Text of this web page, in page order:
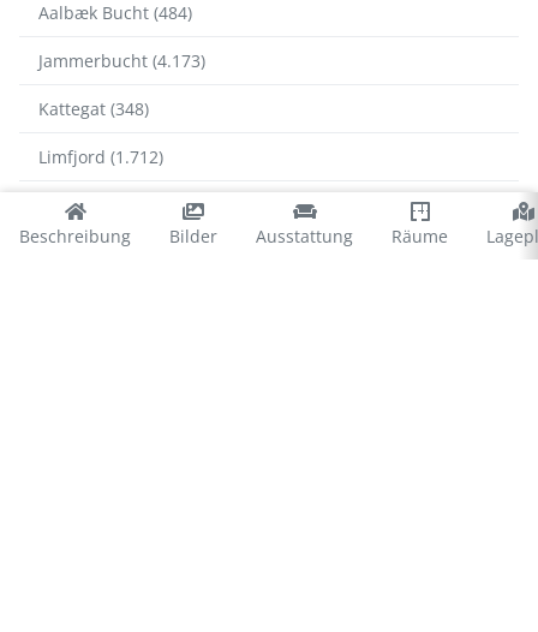
Beschreibung Bilder Ausstattung Räume
Aalbæk Bucht (484)
Jammerbucht (4.173)
Kattegat (348)
Limfjord (1.712)
Tannisbucht (940)
Thy (1.054)